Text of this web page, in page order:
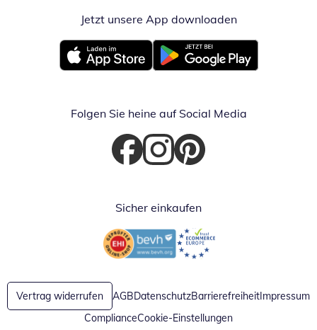
Jetzt unsere App downloadenÖffnet in
Öffnet in neuem FensterÖffnet in neuem Fenster
Folgen Sie heine auf Social Media
Öffnet in neuem Fenster
Öffnet in neuem Fenster
Öffnet in neuem Fenster
Sicher einkaufen
Öffnet in neuem FensterÖffnet in neuem Fenster
Vertrag widerrufen AGBDatenschutzBarrierefreiheit Impressum
ComplianceCookie-Einstellungen